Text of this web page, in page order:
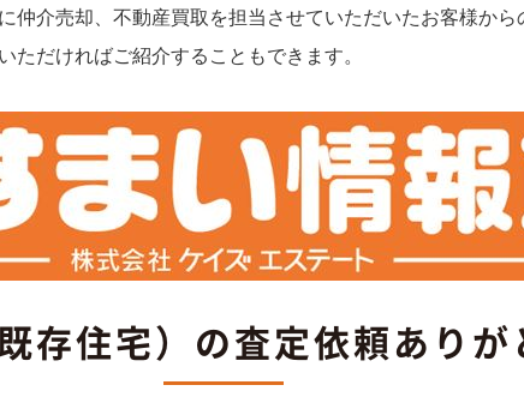
仲介売却、不動産買取を担当させていただいたお客様か
ただければご紹介することもできます。
住宅）の査定依頼ありが